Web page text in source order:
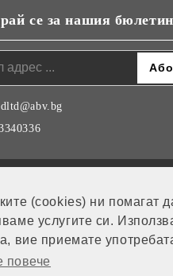
(cookies) ни помагат
услугите си.
вие приемате
повече
се за нашия бюлетин
GDPR
онлайн магазин е 100%